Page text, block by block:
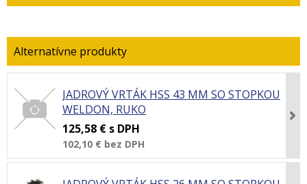
JADROVÝ VRTÁK HSS 43 MM SO STOPKOU
WELDON, RUKO
125,58 € s DPH
102,10 € bez DPH